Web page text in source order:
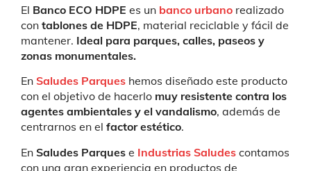
El Banco ECO HDPE es un banco urbano realizado
con tablones de HDPE, material reciclable y fácil de
mantener. Ideal para parques, calles, paseos y
zonas monumentales.
En Saludes Parques hemos diseñado este producto
con el objetivo de hacerlo muy resistente contra los
agentes ambientales y el vandalismo, además de
centrarnos en el factor estético.
En Saludes Parques e Industrias Saludes contamos
con una gran experiencia en productos de